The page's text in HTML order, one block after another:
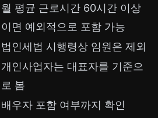
월 평균 근로시간 60시간 이상
이면 예외적으로 포함 가능
법인세법 시행령상 임원은 제외
개인사업자는 대표자를 기준으
로 봄
배우자 포함 여부까지 확인